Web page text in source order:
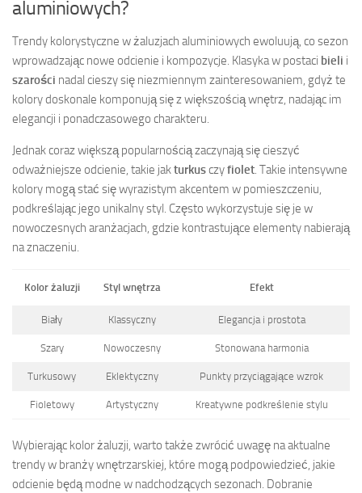
aluminiowych?
Trendy kolorystyczne w żaluzjach aluminiowych ewoluują, co sezon
wprowadzając nowe odcienie i kompozycje. Klasyka w postaci bieli i
szarości nadal cieszy się niezmiennym zainteresowaniem, gdyż te
kolory doskonale komponują się z większością wnętrz, nadając im
elegancji i ponadczasowego charakteru.
Jednak coraz większą popularnością zaczynają się cieszyć
odważniejsze odcienie, takie jakturkusczyfiolet. Takie intensywne
kolory mogą stać się wyrazistym akcentem w pomieszczeniu,
podkreślając jego unikalny styl. Często wykorzystuje się je w
nowoczesnych aranżacjach, gdzie kontrastujące elementy nabierają
na znaczeniu.
Kolor żaluzji Styl wnętrza Efekt
Biały Klassyczny Elegancja i prostota
Szary Nowoczesny Stonowana harmonia
Turkusowy Eklektyczny Punkty przyciągające wzrok
Fioletowy Artystyczny Kreatywne podkreślenie stylu
Wybierając kolor żaluzji, warto także zwrócić uwagę na aktualne
trendy w branży wnętrzarskiej, które mogą podpowiedzieć, jakie
odcienie będą modne w nadchodzących sezonach. Dobranie